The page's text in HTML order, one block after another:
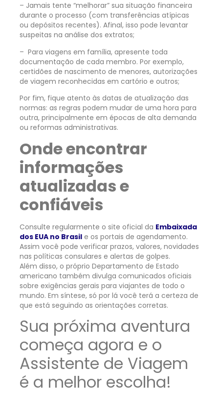
– Jamais tente “melhorar” sua situação financeira
durante o processo (com transferências atípicas
ou depósitos recentes). Afinal, isso pode levantar
suspeitas na análise dos extratos;
– Para viagens em família, apresente toda
documentação de cada membro. Por exemplo,
certidões de nascimento de menores, autorizações
de viagem reconhecidas em cartório e outros;
Por fim, fique atento às datas de atualização das
normas: as regras podem mudar de uma hora para
outra, principalmente em épocas de alta demanda
ou reformas administrativas.
Onde encontrar
informações
atualizadas e
confiáveis
Consulte regularmente o site oficial da Embaixada
dos EUA no Brasil e os portais de agendamento.
Assim você pode verificar prazos, valores, novidades
nas políticas consulares e alertas de golpes.
Além disso, o próprio Departamento de Estado
americano também divulga comunicados oficiais
sobre exigências gerais para viajantes de todo o
mundo. Em síntese, só por lá você terá a certeza de
que está seguindo as orientações corretas.
Sua próxima aventura
começa agora e o
Assistente de Viagem
é a melhor escolha!